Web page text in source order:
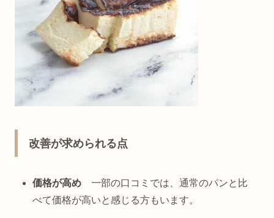
改善が求められる点
価格が高め一部の口コミでは、通常のパンと比
べて価格が高いと感じる方もいます。